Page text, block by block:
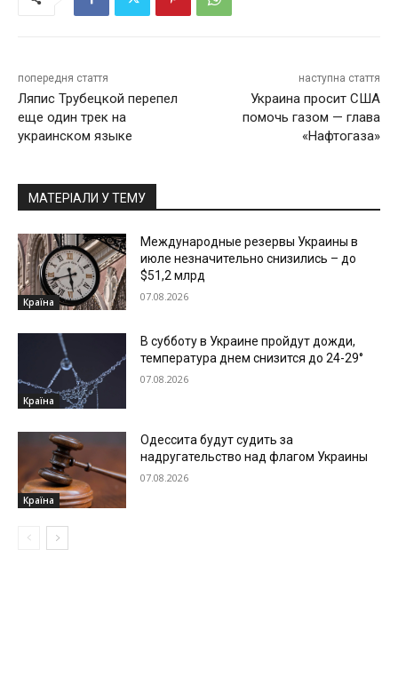
попередня стаття
Ляпис Трубецкой перепел
еще один трек на
украинском языке
наступна стаття
Украина просит США
помочь газом — глава
«Нафтогаза»
МАТЕРІАЛИ У ТЕМУ
Країна
Международные резервы Украины в
июле незначительно снизились – до
$51,2 млрд
07.08.2026
Країна
В субботу в Украине пройдут дожди,
температура днем снизится до 24-29°
07.08.2026
Країна
Одессита будут судить за
надругательство над флагом Украины
07.08.2026